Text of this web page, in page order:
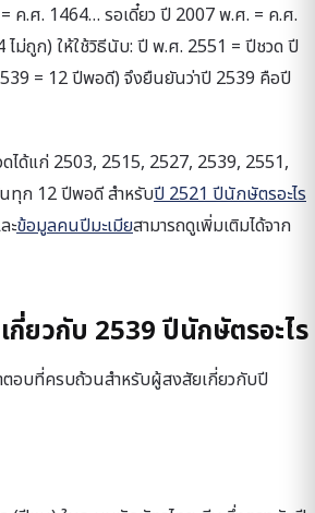
ค.ศ. 1464… รอเดี๋ยว ปี 2007 พ.ศ. = ค.ศ.
ม่ถูก) ให้ใช้วิธีนับ: ปี พ.ศ. 2551 = ปีชวด ปี
= 12 ปีพอดี) จึงยืนยันว่าปี 2539 คือปี
ได้แก่ 2503, 2515, 2527, 2539, 2551,
ทุก 12 ปีพอดี สำหรับปี 2521 ปีนักษัตรอะไร
ะข้อมูลคนปีมะเมียสามารถดูเพิ่มเติมได้จาก
ยวกับ 2539 ปีนักษัตรอะไร
ตอบที่ครบถ้วนสำหรับผู้สงสัยเกี่ยวกับปี